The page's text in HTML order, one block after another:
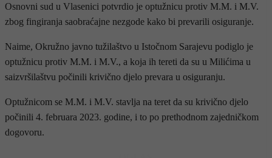
Osnovni sud u Vlasenici potvrdio je optužnicu protiv M.M. i M.V.
zbog fingiranja saobraćajne nezgode kako bi prevarili osiguranje.
Naime, Okružno javno tužilaštvo u Istočnom Sarajevu podiglo je
optužnicu protiv M.M. i M.V., a koja ih tereti da su u Milićima u
saizvršilaštvu počinili krivično djelo prevara u osiguranju.
Optužnicom se M.M. i M.V. stavlja na teret da su krivično djelo
počinili 4. februara 2023. godine, i to po prethodnom zajedničkom
dogovoru.